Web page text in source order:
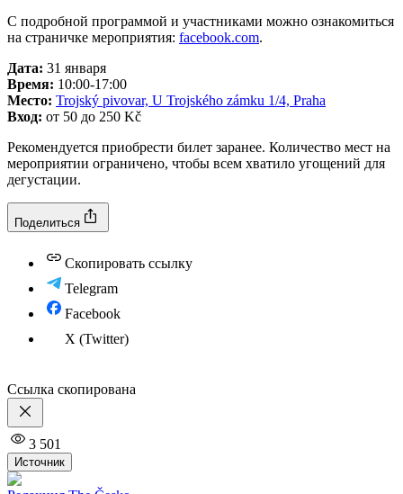
С подробной программой и участниками можно ознакомиться
на страничке мероприятия: facebook.com.
Дата: 31 января
Время: 10:00-17:00
Место: Trojský pivovar, U Trojského zámku 1/4, Praha
Вход: от 50 до 250 Kč
Рекомендуется приобрести билет заранее. Количество мест на
мероприятии ограничено, чтобы всем хватило угощений для
дегустации.
Поделиться
Скопировать ссылку
Telegram
Facebook
X (Twitter)
Ссылка скопирована
3 501
Источник